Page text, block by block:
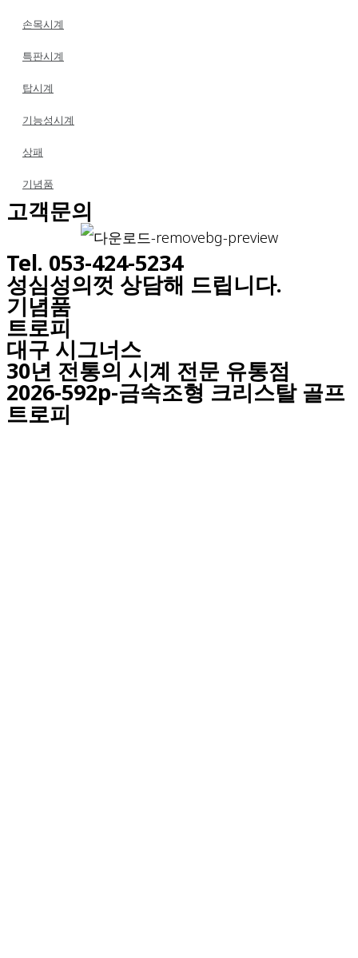
손목시계
특판시계
탑시계
기능성시계
상패
기념품
고객문의
Tel. 053-424-5234
성심성의껏 상담해 드립니다.
기념품
트로피
대구 시그너스
30년 전통의 시계 전문 유통점
2026-592p-금속조형 크리스탈 골프
트로피